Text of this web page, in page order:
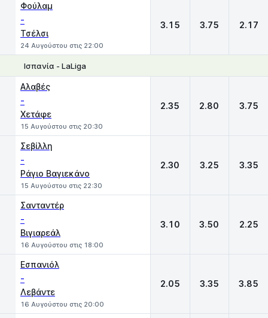
Φούλαμ
-
Τσέλσι
24 Αυγούστου στις 22:00
3.15 3.75 2.17
Ισπανία - LaLiga
Αλαβές
-
Χετάφε
15 Αυγούστου στις 20:30
2.35 2.80 3.75
Σεβίλλη
-
Ράγιο Βαγιεκάνο
15 Αυγούστου στις 22:30
2.30 3.25 3.35
Σανταντέρ
-
Βιγιαρεάλ
16 Αυγούστου στις 18:00
3.10 3.50 2.25
Εσπανιόλ
-
Λεβάντε
16 Αυγούστου στις 20:00
2.05 3.35 3.85